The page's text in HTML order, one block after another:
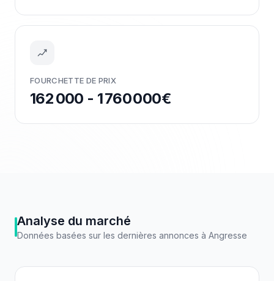
FOURCHETTE DE PRIX
162 000 - 1 760 000€
Analyse du marché
Données basées sur les dernières annonces à Angresse